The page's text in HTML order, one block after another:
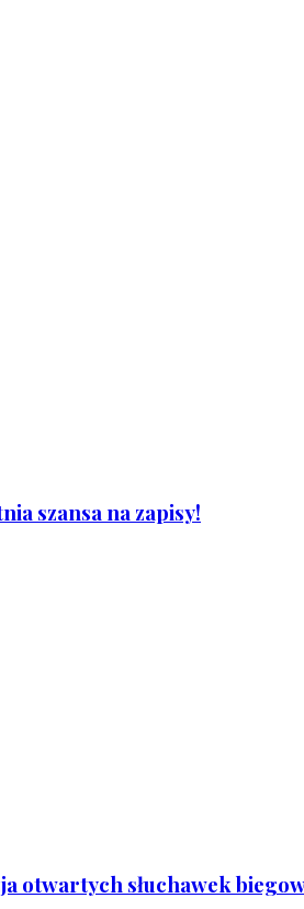
szansa na zapisy!
otwartych słuchawek